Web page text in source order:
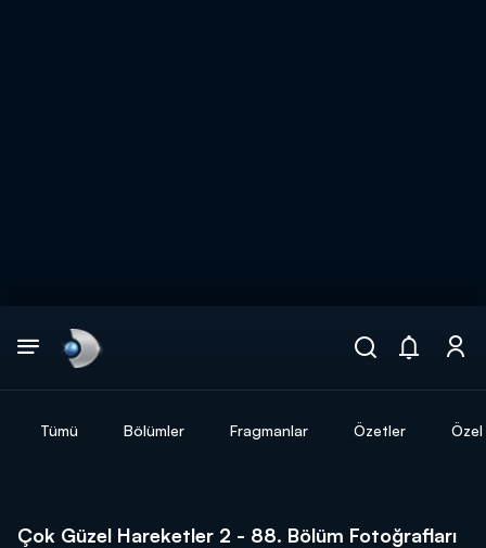
Tümü Bölümler Fragmanlar Özetler
Çok Güzel Hareketler 2 - 88. Bölüm Fotoğrafları